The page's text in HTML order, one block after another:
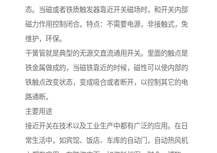
态。当磁或者铁质触发器靠近开关磁场时，和开关内部
磁力作用控制闭合。特点：不需要电源，非接触式，免
维护，环保。
干簧管就是典型的无源交直流通用开关。里面的触点是
铁金属做成的，当磁铁靠近的时候，磁性可以使内部的
铁触点改变状态，变成吸合或者断开，以控制其它的电
路通断。
主要用途
接近开关在技术以及工业生产中都有广泛的应用。在日
常生活中，如宾馆、饭店、车库的自动门，自动热风机